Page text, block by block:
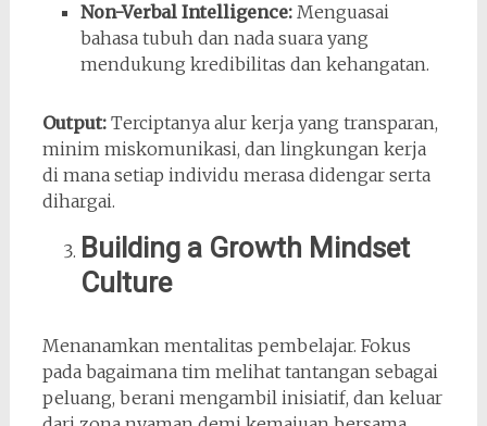
Non-Verbal Intelligence:Menguasai
bahasa tubuh dan nada suara yang
mendukung kredibilitas dan kehangatan.
Output:Terciptanya alur kerja yang transparan,
minim miskomunikasi, dan lingkungan kerja
di mana setiap individu merasa didengar serta
dihargai.
Building a Growth Mindset
Culture
Menanamkan mentalitas pembelajar. Fokus
pada bagaimana tim melihat tantangan sebagai
peluang, berani mengambil inisiatif, dan keluar